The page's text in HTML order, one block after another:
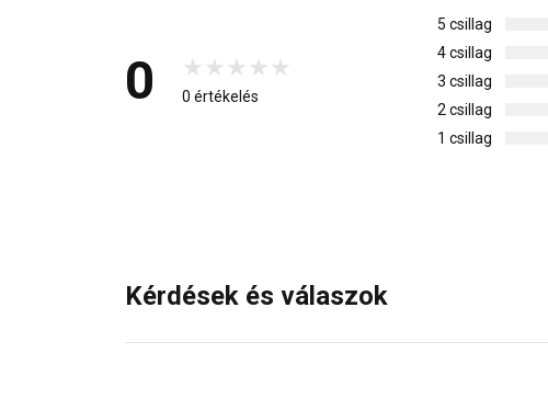
0 0 értékelés
5 csillag
4 csillag
3 csillag
2 csillag
1 csillag
Kérdések és válaszok